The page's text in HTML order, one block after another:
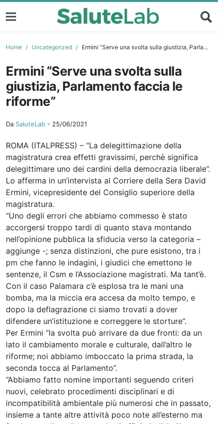
Home Uncategorized Ermini “Serve una svolta sulla giustizia, Parlamento faccia le riforme”
Ermini “Serve una svolta sulla
giustizia, Parlamento faccia le
riforme”
Da SaluteLab - 25/06/2021
ROMA (ITALPRESS) – “La delegittimazione della
magistratura crea effetti gravissimi, perchè significa
delegittimare uno dei cardini della democrazia liberale”.
Lo afferma in un’intervista al Corriere della Sera David
Ermini, vicepresidente del Consiglio superiore della
magistratura.
“Uno degli errori che abbiamo commesso è stato
accorgersi troppo tardi di quanto stava montando
nell’opinione pubblica la sfiducia verso la categoria –
aggiunge -; senza distinzioni, che pure esistono, tra i
pm che fanno le indagini, i giudici che emettono le
sentenze, il Csm e l’Associazione magistrati. Ma tant’è.
Con il caso Palamara c’è esplosa tra le mani una
bomba, ma la miccia era accesa da molto tempo, e
dopo la deflagrazione ci siamo trovati a dover
difendere un’istituzione e correggere le storture”.
Per Ermini “la svolta può arrivare da due fronti: da un
lato il cambiamento morale e culturale, dall’altro le
riforme; noi abbiamo imboccato la prima strada, la
seconda tocca al Parlamento”.
“Abbiamo fatto nomine importanti seguendo criteri
nuovi, celebrato procedimenti disciplinari e di
incompatibilità ambientale più numerosi che in passato,
insieme a tante altre attività poco note all’esterno ma